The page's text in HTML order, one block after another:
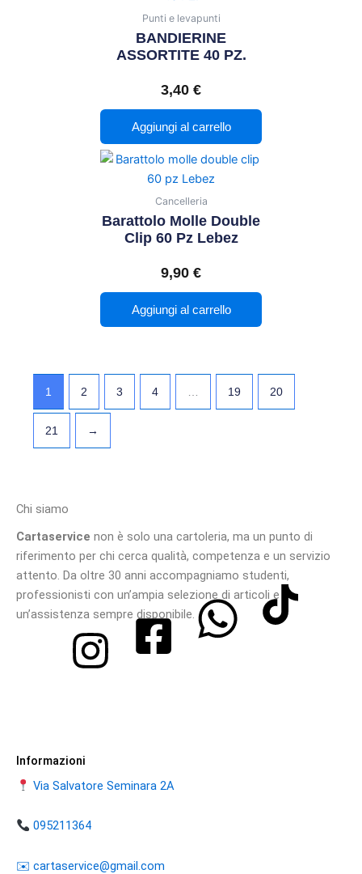
Punti e levapunti
BANDIERINE
ASSORTITE 40 PZ.
3,40 €
Aggiungi al carrello
Cancelleria
Barattolo Molle Double
Clip 60 Pz Lebez
9,90 €
Aggiungi al carrello
1 2 3 4 19 20
21 →
Chi siamo
Cartaservice non è solo una cartoleria, ma un punto di
riferimento per chi cerca qualità, competenza e un servizio
attento. Da oltre 30 anni accompagniamo studenti,
professionisti con un’ampia selezione di articoli e
un’assistenza sempre disponibile.
Informazioni
Via Salvatore Seminara 2A
095211364
​​✉️ ​cartaservice@gmail.com